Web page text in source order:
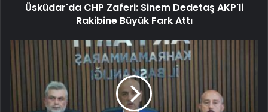
Üsküdar'da CHP Zaferi: Sinem Dedetaş AKP'li
Rakibine Büyük Fark Attı